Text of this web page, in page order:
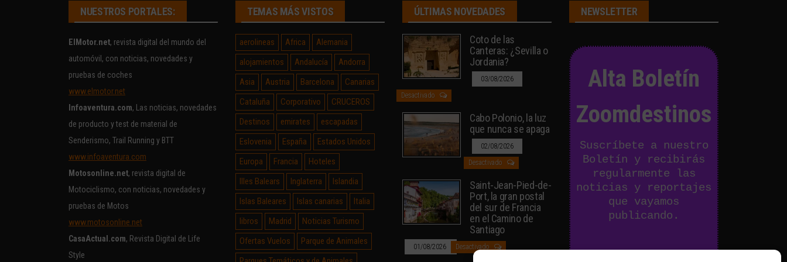
NUESTROS PORTALES:
ElMotor.net, revista digital del mundo del
automóvil, con noticias, novedades y
pruebas de coches
www.elmotor.net
Infoaventura.com, Las noticias, novedades
de producto y test de material de
Senderismo, Trail Running y BTT
www.infoaventura.com
Motosonline.net, revista digital de
Motociclismo, con noticias, novedades y
pruebas de Motos
www.motosonline.net
CasaActual.com, Revista Digital de Life
Style
TEMAS MÁS VISTOS
aerolineas Africa
Alemania
alojamientos
Andalucía
Andorra
Asia
Austria Barcelona
Canarias
Cataluña
Corporativo
CRUCEROS
Destinos
emirates
escapadas
Eslovenia
España
Estados Unidos
Europa
Francia
Hoteles
Illes Balears
Inglaterra
Islandia
Islas Baleares
Islas canarias
Italia
libros
Madrid
Noticias Turismo
Ofertas Vuelos
Parque de Animales
ÚLTIMAS NOVEDADES
Coto de las
Canteras: ¿Sevilla o
Jordania?
03/08/2026
Desactivado
Cabo Polonio, la luz
que nunca se apaga
02/08/2026
Desactivado
Saint-Jean-Pied-de-
Port, la gran postal
del sur de Francia
en el Camino de
Santiago
01/08/2026 Desactivado
NEWSLETTER
Alta Boletín
Zoomdestinos
Suscríbete a nuestro
Boletín y recibirás
regularmente las
noticias y reportajes
que vayamos
publicando.